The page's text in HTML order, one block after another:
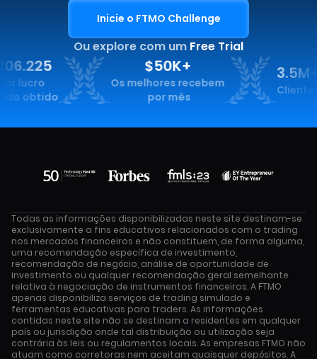
Inicie o FTMO Challenge
Ou explore com um Free Trial
obtido
$50K+
Os melhores recebem
por mês
3.5M+
Clientes
Todas as informações disponibilizadas neste site destinam-se
exclusivamente a fins educativos relacionados com o trading
nos mercados financeiros e não constituem, de forma alguma,
uma recomendação específica de investimento,
recomendação de negócio, análise de oportunidade de
investimento ou qualquer recomendação geral semelhante
relativa à negociação de instrumentos financeiros. A FTMO
apenas disponibiliza serviços de trading simulado e
ferramentas educativas para traders. As informações
contidas neste site não se destinam a residentes em qualquer
país ou jurisdição onde tal distribuição ou utilização seja
contrária às leis ou regulamentos locais. As empresas FTMO não
atuam como corretoras nem aceitam quaisquer depósitos. A